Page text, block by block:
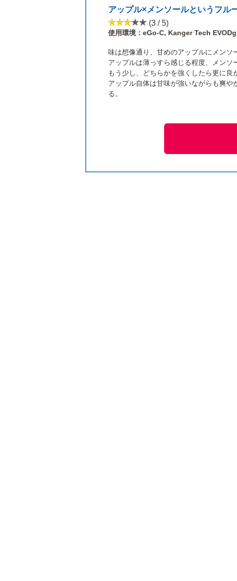
アップル×メンソールというフル
(3 / 5)
使用環境：eGo-C, Kanger Tech
味は想像通り、甘めのアップルにメンソ
アップルは薄っすら感じる程度、メンソ
もう少し、どちらかを強くしたら更に良
アップル自体は甘味が強いながらも爽や
る。